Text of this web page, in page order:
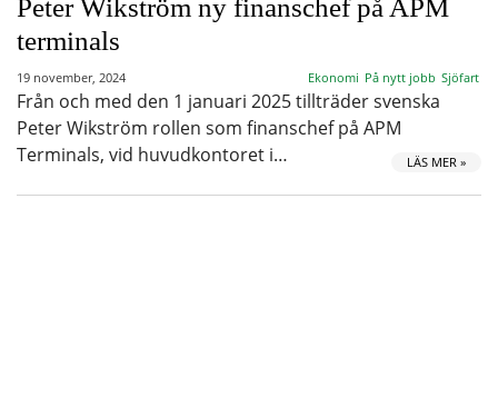
Peter Wikström ny finanschef på APM
terminals
19 november, 2024 Ekonomi På nytt jobb Sjöfart
Från och med den 1 januari 2025 tillträder svenska
Peter Wikström rollen som finanschef på APM
Terminals, vid huvudkontoret i…
LÄS MER »